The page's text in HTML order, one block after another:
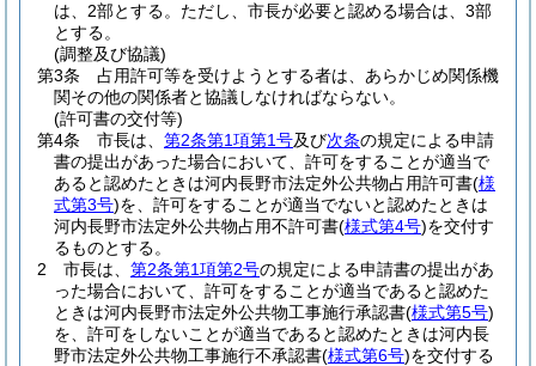
は、2部とする。 ただし、市長が必要と認める場合は、3部
とする。
(調整及び協議)
第3条
占用許可等を受けようとする者は、あらかじめ関係機
関その他の関係者と協議しなければならない。
(許可書の交付等)
第4条
市長は、 第2条第1項第1号及び次条の規定による申請
書の提出があった場合において、許可をすることが適当で
あると認めたときは河内長野市法定外公共物占用許可書(様
式第3号)を、許可をすることが適当でないと認めたときは
河内長野市法定外公共物占用不許可書(様式第4号)を交付す
るものとする。
2
市長は、 第2条第1項第2号の規定による申請書の提出があ
った場合において、許可をすることが適当であると認めた
ときは河内長野市法定外公共物工事施行承認書(様式第5号)
を、許可をしないことが適当であると認めたときは河内長
野市法定外公共物工事施行不承認書(様式第6号)を交付する